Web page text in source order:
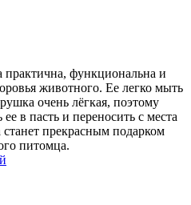
функциональна и
животного. Ее легко мыть
очень лёгкая, поэтому
в пасть и переносить с места
прекрасным подарком
питомца.